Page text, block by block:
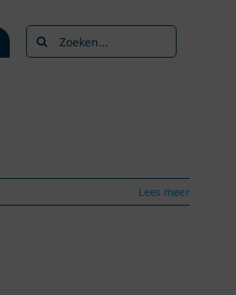
Zoeken
naar:
Lees meer